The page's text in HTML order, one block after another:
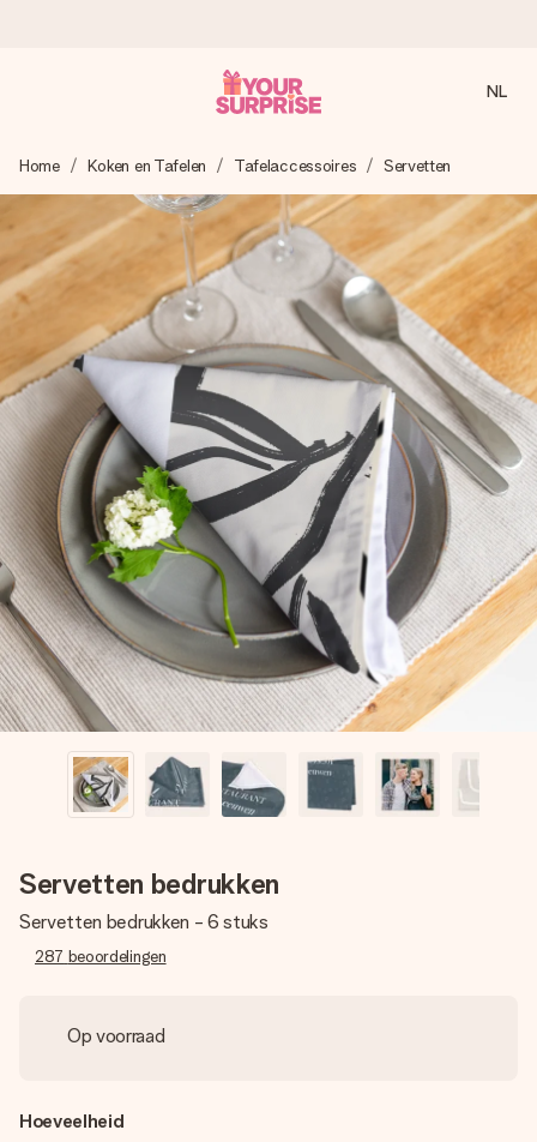
We maken jouw cadeau met zorg en zorgen dat het
razendsnel onderweg is - zodat jij kunt geven op precies
het juiste moment, wanneer het het meeste betekent.
4,8 (gebaseerd op +8.000 reviews)
Onze cadeaus worden gewaardeerd. Klanten beoordelen
ons met een 4,7 op Google Reviews
Gratis wenskaartje
Je maakt in een paar stappen iets unieks – met haar naam,
jullie foto of een boodschap die raakt. Zonder gedoe, maar
met alle aandacht voor het moment.
NL
Home Koken en Tafelen Tafelaccessoires Servetten
Servetten bedrukken
Servetten bedrukken - 6 stuks
287 beoordelingen
Op voorraad
Hoeveelheid